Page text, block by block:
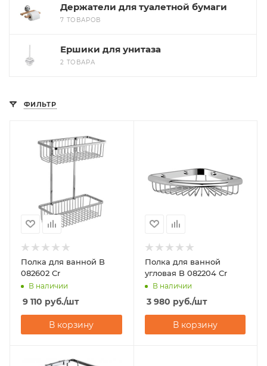
Держатели для туалетной бумаги
7 ТОВАРОВ
Ершики для унитаза
2 ТОВАРА
ФИЛЬТР
Полка для ванной B
082602 Cr
В наличии
9 110 руб./шт
В корзину
Полка для ванной
угловая B 082204 Cr
В наличии
3 980 руб./шт
В корзину